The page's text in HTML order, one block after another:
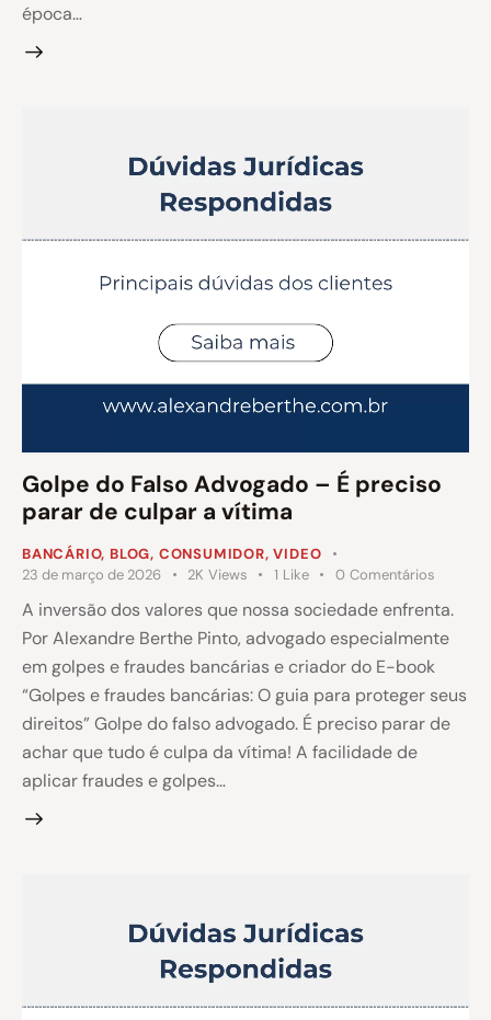
época…
Golpe do Falso Advogado – É preciso
parar de culpar a vítima
BANCÁRIO, BLOG, CONSUMIDOR,VIDEO
23 de março de 2026
2K Views 1 Like 0 Comentários
A inversão dos valores que nossa sociedade enfrenta.
Por Alexandre Berthe Pinto, advogado especialmente
em golpes e fraudes bancárias e criador do E-book
“Golpes e fraudes bancárias: O guia para proteger seus
direitos” Golpe do falso advogado. É preciso parar de
achar que tudo é culpa da vítima! A facilidade de
aplicar fraudes e golpes…